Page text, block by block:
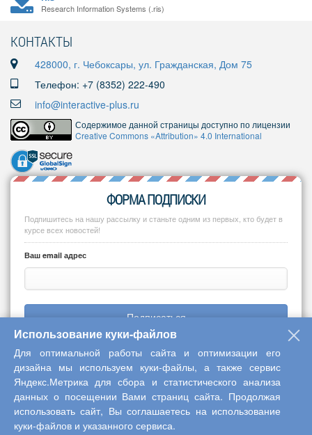
Research Information Systems (.ris)
КОНТАКТЫ
428000, г. Чебоксары, ул. Гражданская, Дом 75
Телефон: +7 (8352) 222-490
info@interactive-plus.ru
Содержимое данной страницы доступно по лицензии
Creative Commons «Attribution» 4.0 International
ФОРМА ПОДПИСКИ
Подпишитесь на нашу рассылку и станьте одним из первых, кто будет в
курсе всех новостей!
Ваш email адрес
Подписаться
Copyright © 2013-2026 Центр научного сотрудничества «Интерактив
плюс»
Использование куки-файлов
Для оптимальной работы сайта и оптимизации его
дизайна мы используем куки-файлы, а также сервис
Яндекс.Метрика для сбора и статистического анализа
данных о посещении Вами страниц сайта. Продолжая
использовать сайт, Вы соглашаетесь на использование
куки-файлов и указанного сервиса.